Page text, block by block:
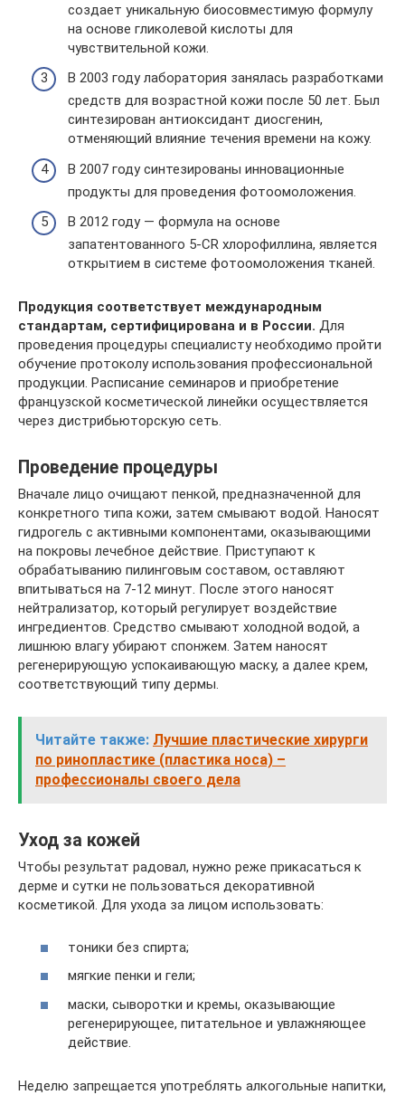
создает уникальную биосовместимую формулу
на основе гликолевой кислоты для
чувствительной кожи.
В 2003 году лаборатория занялась разработками
средств для возрастной кожи после 50 лет. Был
синтезирован антиоксидант диосгенин,
отменяющий влияние течения времени на кожу.
В 2007 году синтезированы инновационные
продукты для проведения фотоомоложения.
В 2012 году — формула на основе
запатентованного 5-CR хлорофиллина, является
открытием в системе фотоомоложения тканей.
Продукция соответствует международным
стандартам, сертифицирована и в России. Для
проведения процедуры специалисту необходимо пройти
обучение протоколу использования профессиональной
продукции. Расписание семинаров и приобретение
французской косметической линейки осуществляется
через дистрибьюторскую сеть.
Проведение процедуры
Вначале лицо очищают пенкой, предназначенной для
конкретного типа кожи, затем смывают водой. Наносят
гидрогель с активными компонентами, оказывающими
на покровы лечебное действие. Приступают к
обрабатыванию пилинговым составом, оставляют
впитываться на 7-12 минут. После этого наносят
нейтрализатор, который регулирует воздействие
ингредиентов. Средство смывают холодной водой, а
лишнюю влагу убирают спонжем. Затем наносят
регенерирующую успокаивающую маску, а далее крем,
соответствующий типу дермы.
Читайте также: Лучшие пластические хирурги
по ринопластике (пластика носа) –
профессионалы своего дела
Уход за кожей
Чтобы результат радовал, нужно реже прикасаться к
дерме и сутки не пользоваться декоративной
косметикой. Для ухода за лицом использовать:
тоники без спирта;
мягкие пенки и гели;
маски, сыворотки и кремы, оказывающие
регенерирующее, питательное и увлажняющее
действие.
Неделю запрещается употреблять алкогольные напитки,